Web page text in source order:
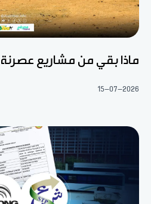
ماذا بقي من مشاريع
15-07-2026